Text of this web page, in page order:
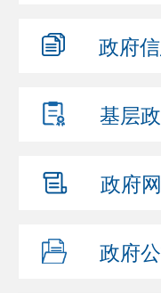
政府
基层
政府
政府